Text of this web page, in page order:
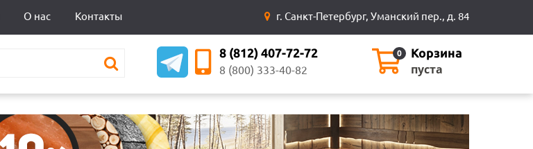
О нас Контакты г. Санкт-Петербург, Уманский пер., д. 84
Корзина
0
пуста
8 (812) 407-72-72
8 (800) 333-40-82